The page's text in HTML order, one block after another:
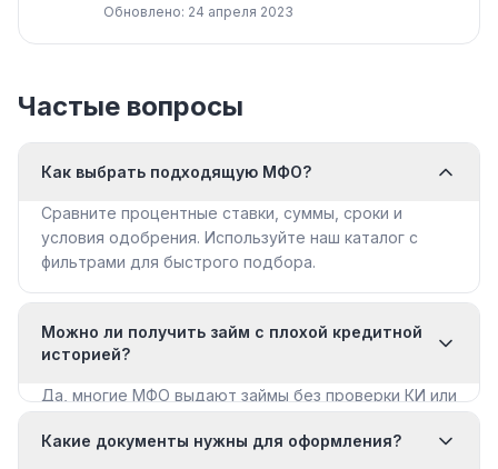
Обновлено: 24 апреля 2023
Частые вопросы
Как выбрать подходящую МФО?
Сравните процентные ставки, суммы, сроки и
условия одобрения. Используйте наш каталог с
фильтрами для быстрого подбора.
Можно ли получить займ с плохой кредитной
историей?
Да, многие МФО выдают займы без проверки КИ или
с плохой КИ».
Какие документы нужны для оформления?